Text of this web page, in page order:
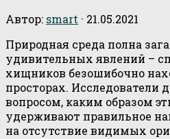
Автор: smart · 21.05.2021
Природная среда полна
удивительных явлений –
хищников безошибочно
просторах. Исследователи
вопросом, каким образом
удерживают правильное
на отсутствие видимых